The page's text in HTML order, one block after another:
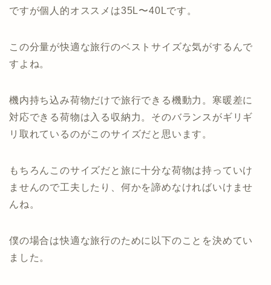
ですが個人的オススメは35L〜40Lです。
この分量が快適な旅行のベストサイズな気がするんで
すよね。
機内持ち込み荷物だけで旅行できる機動力。寒暖差に
対応できる荷物は入る収納力。そのバランスがギリギ
リ取れているのがこのサイズだと思います。
もちろんこのサイズだと旅に十分な荷物は持っていけ
ませんので工夫したり、何かを諦めなければいけませ
んね。
僕の場合は快適な旅行のために以下のことを決めてい
ました。